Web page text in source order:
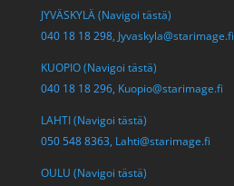
JYVÄSKYLÄ (Navigoi tästä)
040 18 18 298, Jyvaskyla@starimage.fi
KUOPIO (Navigoi tästä)
040 18 18 296, Kuopio@starimage.fi
LAHTI (Navigoi tästä)
050 548 8363, Lahti@starimage.fi
OULU (Navigoi tästä)